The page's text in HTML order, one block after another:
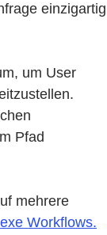
einzigartig
um User
Pfad
mehrere
Workflows.